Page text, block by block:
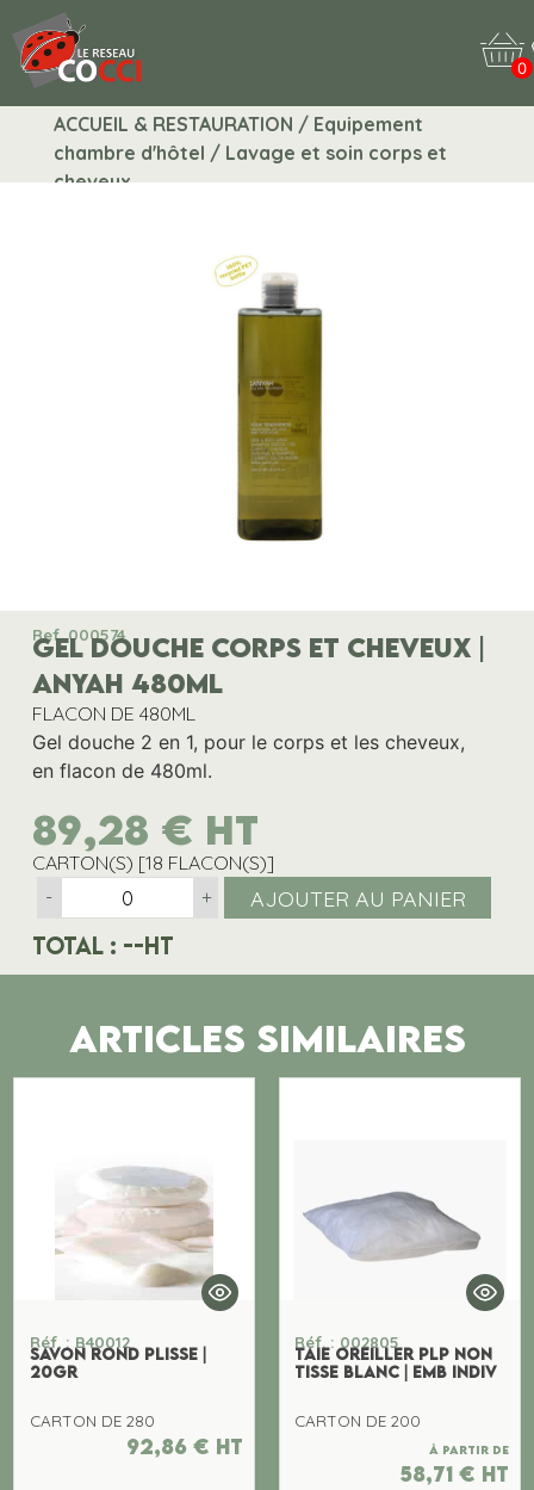
0
ACCUEIL & RESTAURATION / Equipement
chambre d'hôtel / Lavage et soin corps et
cheveux
Ref. 000574
GEL DOUCHE CORPS ET CHEVEUX |
ANYAH 480ML
FLACON DE 480ML
Gel douche 2 en 1, pour le corps et les cheveux,
en flacon de 480ml.
89,28 € HT
CARTON(S) [18 FLACON(S)]
-
+ AJOUTER AU PANIER
Total : --HT
ARTICLES SIMILAIRES
Réf. : B40012
SAVON ROND PLISSE |
20GR
CARTON DE 280
92,86 € ht
Réf. : 002805
TAIE OREILLER PLP NON
TISSE BLANC | EMB INDIV
CARTON DE 200
À partir de
58,71 € ht